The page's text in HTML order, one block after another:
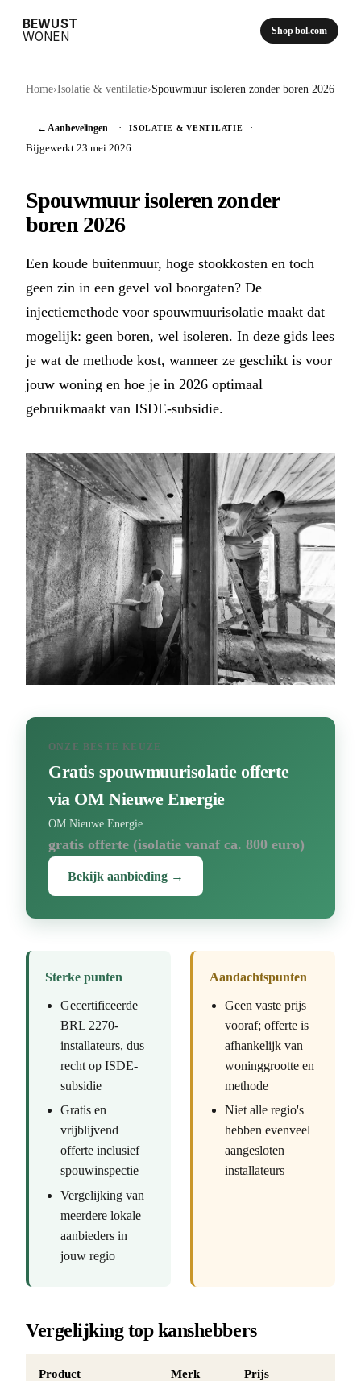
BEWUST
WONEN
Shop bol.com
Home›Isolatie & ventilatie›Spouwmuur isoleren zonder boren 2026
← Aanbevelingen · ISOLATIE & VENTILATIE
·
Bijgewerkt 23 mei 2026
Spouwmuur isoleren zonder
boren 2026
Een koude buitenmuur, hoge stookkosten en toch
geen zin in een gevel vol boorgaten? De
injectiemethode voor spouwmuurisolatie maakt dat
mogelijk: geen boren, wel isoleren. In deze gids lees
je wat de methode kost, wanneer ze geschikt is voor
jouw woning en hoe je in 2026 optimaal
gebruikmaakt van ISDE-subsidie.
ONZE BESTE KEUZE
Gratis spouwmuurisolatie offerte
via OM Nieuwe Energie
OM Nieuwe Energie
gratis offerte (isolatie vanaf ca. 800 euro)
Bekijk aanbieding →
Sterke punten
Gecertificeerde
BRL 2270-
installateurs, dus
recht op ISDE-
subsidie
Gratis en
vrijblijvend
offerte inclusief
spouwinspectie
Vergelijking van
meerdere lokale
aanbieders in
jouw regio
Aandachtspunten
Geen vaste prijs
vooraf; offerte is
afhankelijk van
woninggrootte en
methode
Niet alle regio's
hebben evenveel
aangesloten
installateurs
Vergelijking top kanshebbers
Product Merk Prijs